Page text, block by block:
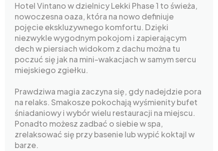
Hotel Vintano w dzielnicy Lekki Phase 1 to świeża,
nowoczesna oaza, która na nowo definiuje
pojęcie ekskluzywnego komfortu. Dzięki
niezwykle wygodnym pokojom i zapierającym
dech w piersiach widokom z dachu można tu
poczuć się jak na mini-wakacjach w samym sercu
miejskiego zgiełku.
Prawdziwa magia zaczyna się, gdy nadejdzie pora
na relaks. Smakosze pokochają wyśmienity bufet
śniadaniowy i wybór wielu restauracji na miejscu.
Ponadto możesz zadbać o siebie w spa,
zrelaksować się przy basenie lub wypić koktajl w
barze.